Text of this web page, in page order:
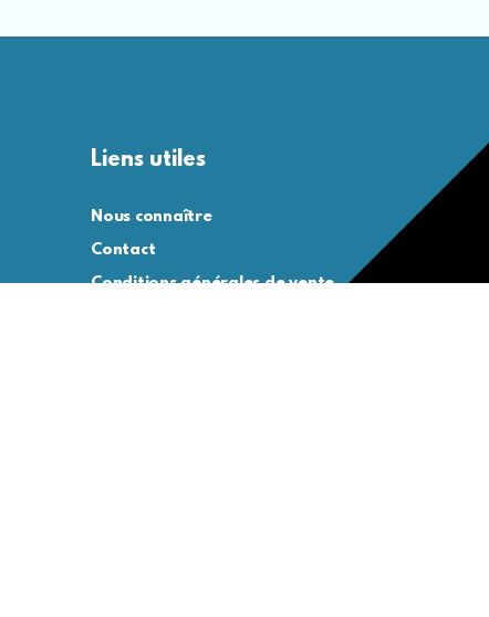
Liens utiles
Nous connaître
Contact
Conditions générales de vente